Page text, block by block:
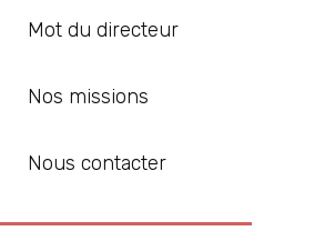
Mot du directeur
Nos missions
Nous contacter